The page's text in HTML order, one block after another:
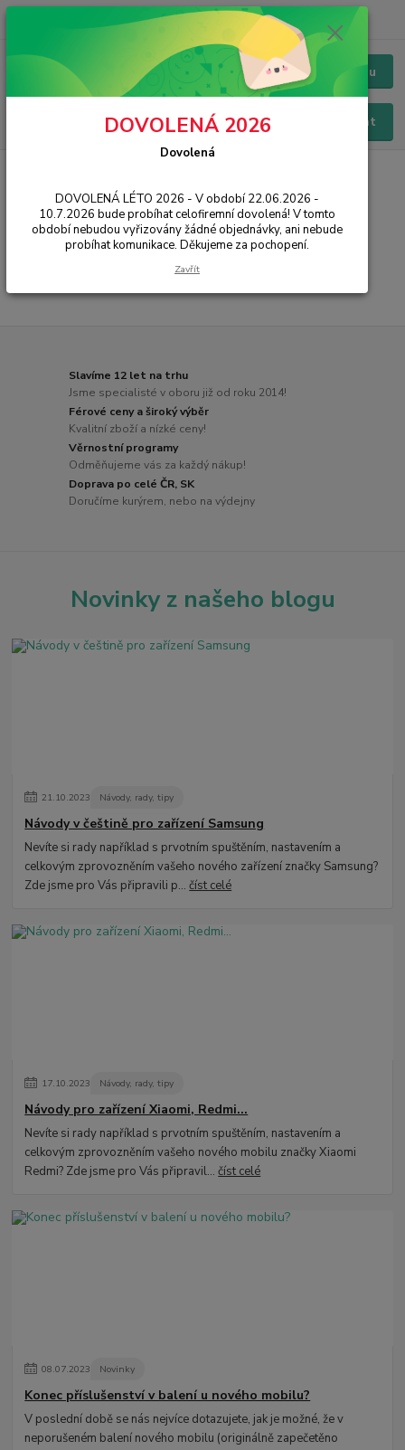
Menu
Hledat
Chat / Online podpora - 24/7
Mate 10 Pro
Slavíme 12 let na trhu
Jsme specialisté v oboru již od roku 2014!
Férové ceny a široký výběr
Kvalitní zboží a nízké ceny!
Věrnostní programy
Odměňujeme vás za každý nákup!
Doprava po celé ČR, SK
Doručíme kurýrem, nebo na výdejny
Novinky z našeho blogu
21.10.2023 Návody, rady, tipy
Návody v češtině pro zařízení Samsung
Nevíte si rady například s prvotním spuštěním, nastavením a
celkovým zprovozněním vašeho nového zařízení značky Samsung?
Zde jsme pro Vás připravili p...číst celé
17.10.2023 Návody, rady, tipy
Návody pro zařízení Xiaomi, Redmi...
Nevíte si rady například s prvotním spuštěním, nastavením a
celkovým zprovozněním vašeho nového mobilu značky Xiaomi
Redmi? Zde jsme pro Vás připravil...číst celé
08.07.2023 Novinky
Konec příslušenství v balení u nového mobilu?
V poslední době se nás nejvíce dotazujete, jak je možné, že v
neporušeném balení nového mobilu (originálně zapečetěno
DOVOLENÁ 2026
Dovolená
DOVOLENÁ LÉTO 2026 - V období 22.06.2026 -
10.7.2026 bude probíhat celofiremní dovolená! V tomto
období nebudou vyřizovány žádné objednávky, ani nebude
probíhat komunikace. Děkujeme za pochopení.
Zavřít